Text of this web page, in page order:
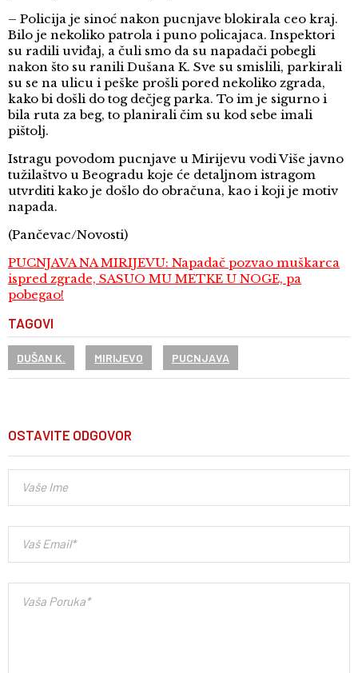
– Policija je sinoć nakon pucnjave blokirala ceo kraj.
Bilo je nekoliko patrola i puno policajaca. Inspektori
su radili uviđaj, a čuli smo da su napadači pobegli
nakon što su ranili Dušana K. Sve su smislili, parkirali
su se na ulicu i peške prošli pored nekoliko zgrada,
kako bi došli do tog dečjeg parka. To im je sigurno i
bila ruta za beg, to planirali čim su kod sebe imali
pištolj.
Istragu povodom pucnjave u Mirijevu vodi Više javno
tužilaštvo u Beogradu koje će detaljnom istragom
utvrditi kako je došlo do obračuna, kao i koji je motiv
napada.
(Pančevac/Novosti)
PUCNJAVA NA MIRIJEVU: Napadač pozvao muškarca
ispred zgrade, SASUO MU METKE U NOGE, pa
pobegao!
TAGOVI
DUŠAN K. MIRIJEVO PUCNJAVA
OSTAVITE ODGOVOR